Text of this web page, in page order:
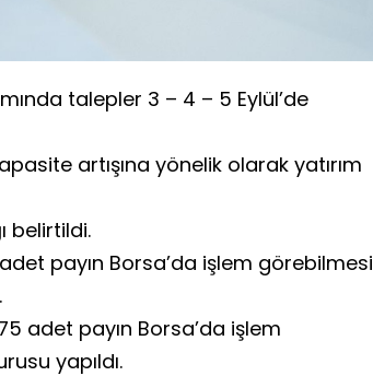
talepler 3 – 4 – 5 Eylül’de
artışına yönelik olarak yatırım
belirtildi.
payın Borsa’da işlem görebilmesi
adet payın Borsa’da işlem
yapıldı.